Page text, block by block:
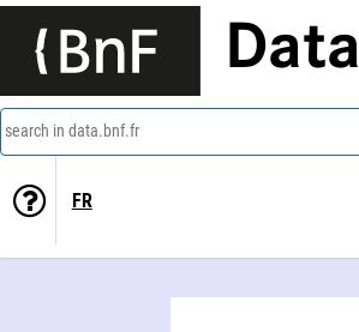
Data
search in data.bnf.fr
FR